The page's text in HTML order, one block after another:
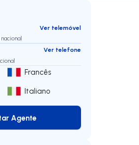
Ver telemóvel
Ver telefone
Francês
Italiano
Contactar Agente
Agente